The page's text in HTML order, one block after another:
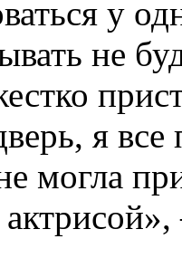
у
не
я
могла